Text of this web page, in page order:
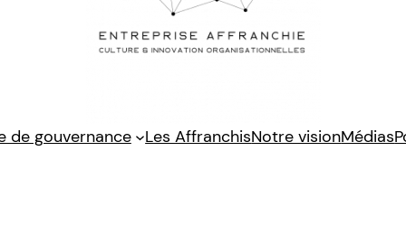
de gouvernance Les AffranchisNotre visionMédias